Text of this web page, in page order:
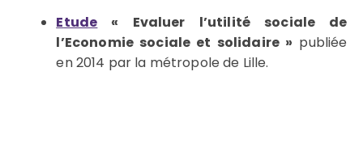
Etude « Evaluer l’utilité sociale de
l’Economie sociale et solidaire » publiée
en 2014 par la métropole de Lille.